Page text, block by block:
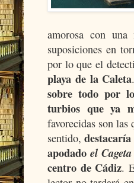
amorosa con
suposiciones en
por lo que el
playa de la Caleta
sobre todo por
turbios que ya
favorecidas son las
sentido,
apodadoel Cageta
centro de Cádiz.